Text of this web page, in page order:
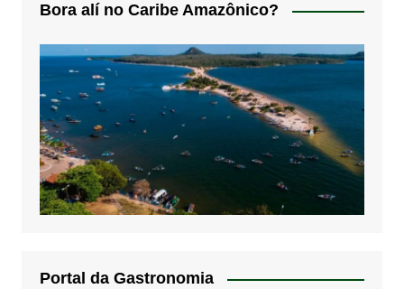
Bora alí no Caribe Amazônico?
Portal da Gastronomia